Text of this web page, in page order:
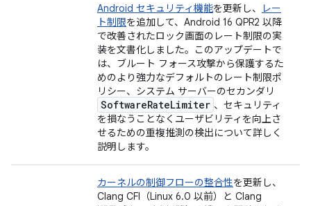
Android セキュリティ機能を更新し、
レー
ト制限を追加して、Android 16 QPR2 以降
で改善されたロック画面のレート制限の実
装を文書化しました。このアップデートで
は、ブルート フォース攻撃から保護するた
めのより強力なデフォルトのレート制限ポ
リシー、システム サーバーのセカンダリ
SoftwareRateLimiter 、セキュリティ
を損なうことなくユーザビリティを向上さ
せるための重複推測の検出について詳しく
説明します。
カーネルの制御フローの整合性を更新し、
Clang CFI（Linux 6.0 以前）と Clang